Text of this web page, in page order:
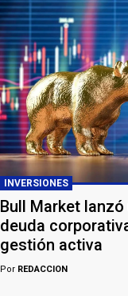
INVERSIONES
Bull Market
deuda
gestión activa
Por REDACCION